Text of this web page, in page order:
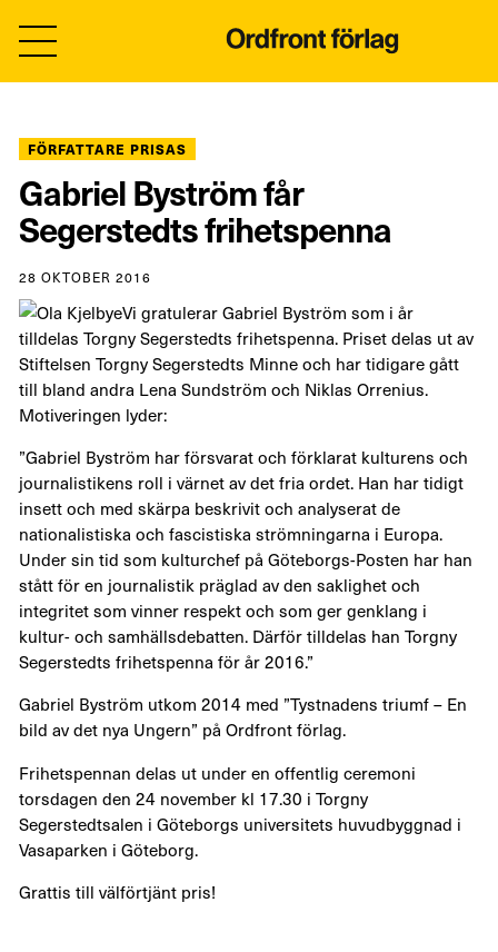
FÖRFATTARE PRISAS
Gabriel Byström får
Segerstedts frihetspenna
28 OKTOBER 2016
Vi gratulerar Gabriel Byström som i år
tilldelas Torgny Segerstedts frihetspenna. Priset delas ut av
Stiftelsen Torgny Segerstedts Minne och har tidigare gått
till bland andra Lena Sundström och Niklas Orrenius.
Motiveringen lyder:
”Gabriel Byström har försvarat och förklarat kulturens och
journalistikens roll i värnet av det fria ordet. Han har tidigt
insett och med skärpa beskrivit och analyserat de
nationalistiska och fascistiska strömningarna i Europa.
Under sin tid som kulturchef på Göteborgs-Posten har han
stått för en journalistik präglad av den saklighet och
integritet som vinner respekt och som ger genklang i
kultur- och samhällsdebatten. Därför tilldelas han Torgny
Segerstedts frihetspenna för år 2016.”
Gabriel Byström utkom 2014 med ”Tystnadens triumf – En
bild av det nya Ungern” på Ordfront förlag.
Frihetspennan delas ut under en offentlig ceremoni
torsdagen den 24 november kl 17.30 i Torgny
Segerstedtsalen i Göteborgs universitets huvudbyggnad i
Vasaparken i Göteborg.
Grattis till välförtjänt pris!